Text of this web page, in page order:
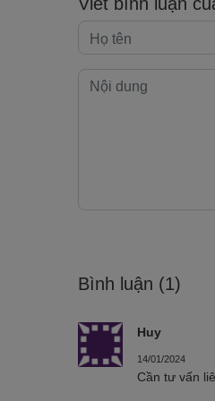
Bình luận (1)
Huy
14/01/2024
Cần tư vấn